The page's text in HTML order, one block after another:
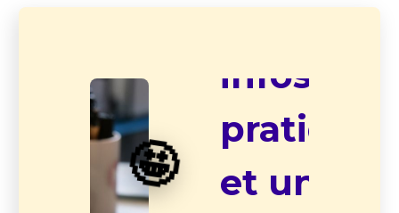
🤩
par des
infos
pratiques
et un